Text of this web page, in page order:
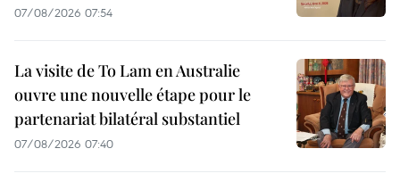
07/08/2026 07:54
La visite de To Lam en Australie
ouvre une nouvelle étape pour le
partenariat bilatéral substantiel
07/08/2026 07:40